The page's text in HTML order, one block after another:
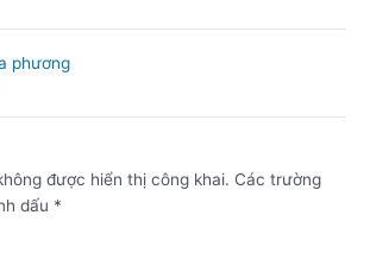
phương
được hiển thị công khai. Các trường
dấu *